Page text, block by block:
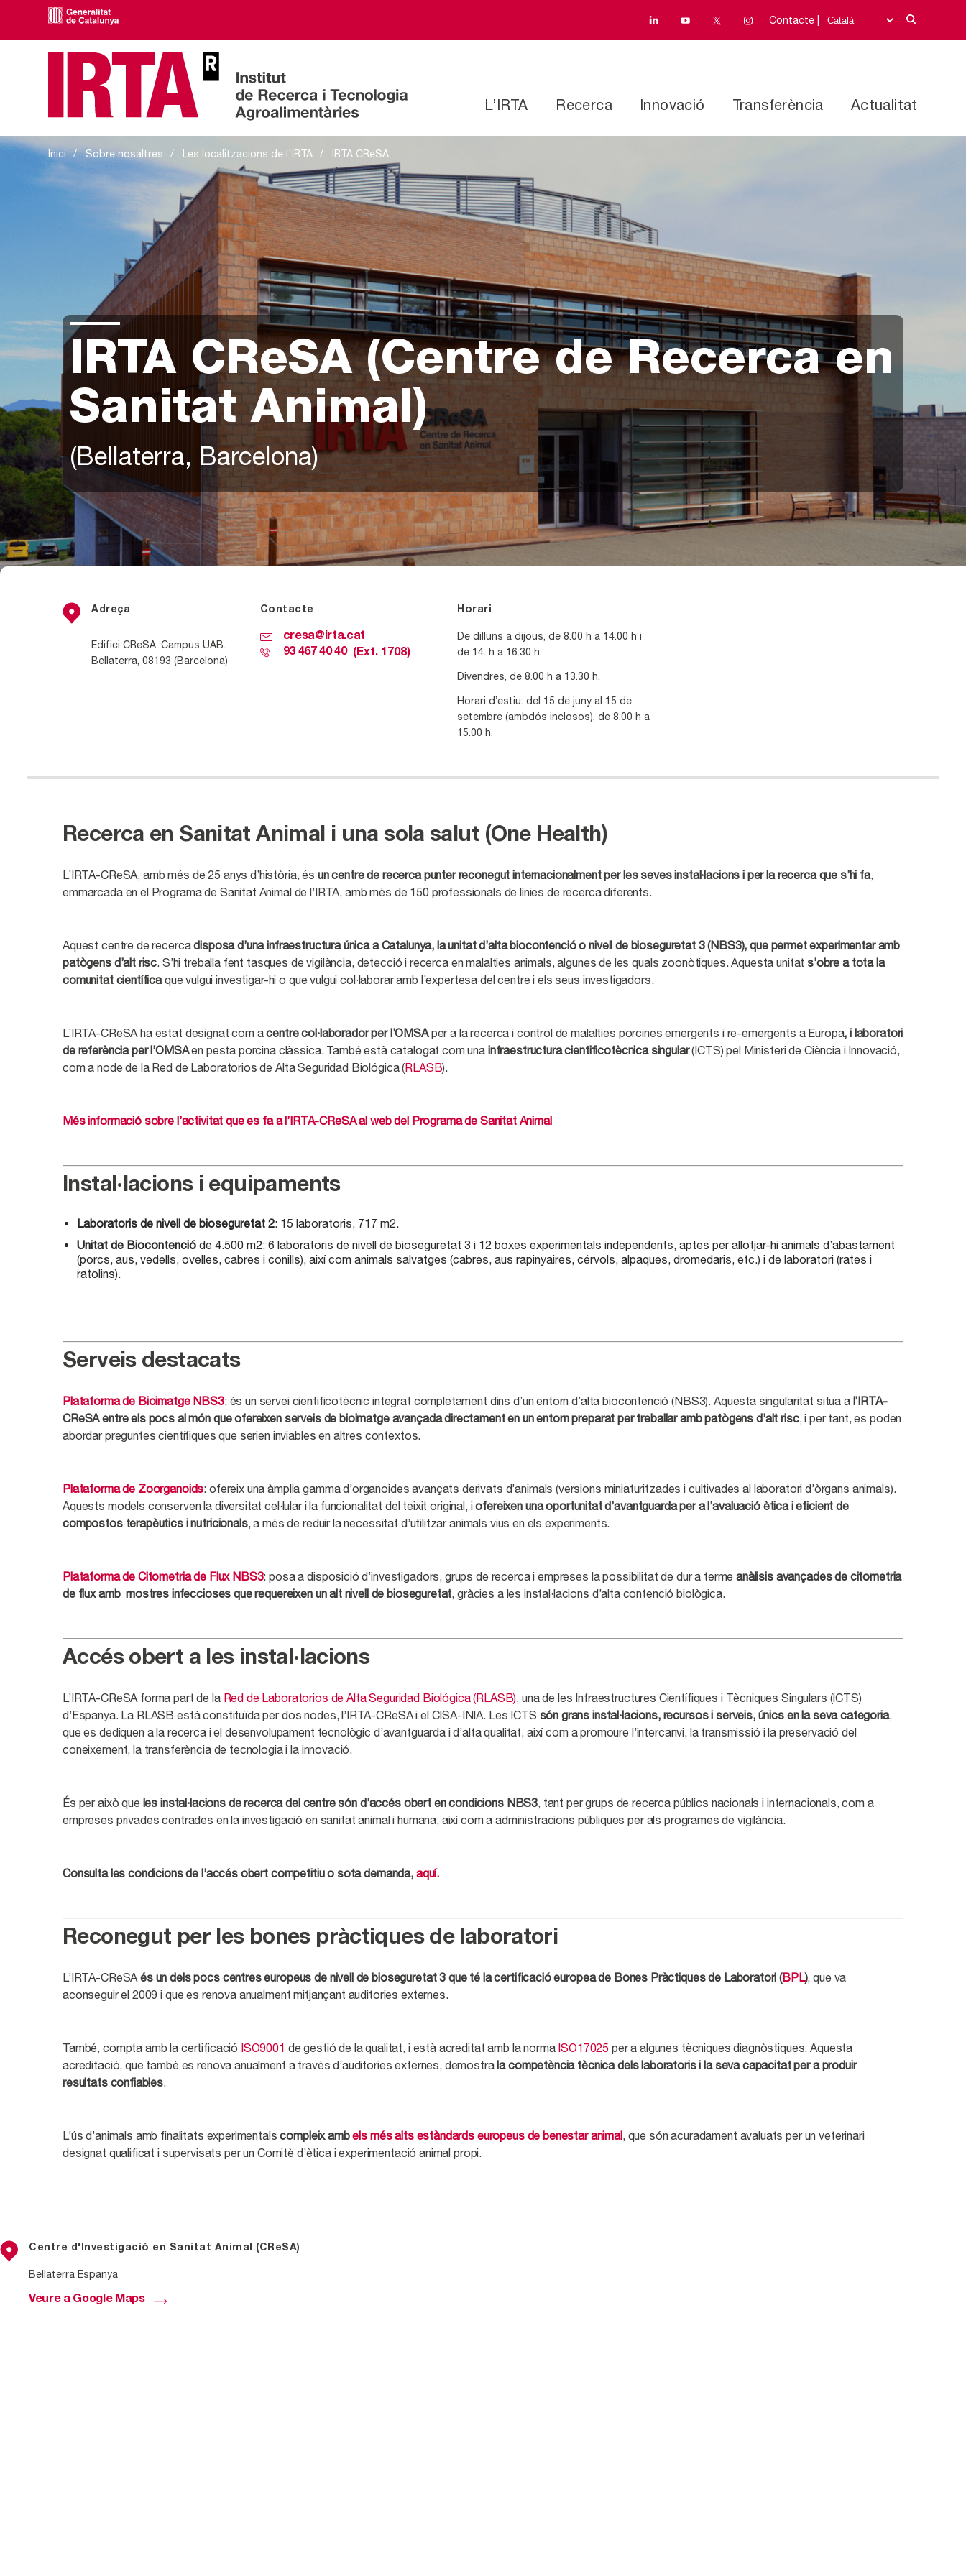
Contacte |
L’IRTA Recerca Innovació Transferència Actualitat
Inici Sobre nosaltres Les localitzacions de l'IRTA IRTA CReSA
IRTA CReSA (Centre de Recerca en
Sanitat Animal)
(Bellaterra, Barcelona)
IRTA CReSA Adreça Recerca en Sanitat Animal i una sola salut (One Health)Programes de recerca
Adreça
Edifici CReSA. Campus UAB.
Bellaterra, 08193 (Barcelona)
Contacte
cresa@irta.cat
93 467 40 40
(Ext. 1708)
Horari
De dilluns a dijous, de 8.00 h a 14.00 h i
de 14. h a 16.30 h.
Divendres, de 8.00 h a 13.30 h.
Horari d’estiu: del 15 de juny al 15 de
setembre (ambdós inclosos), de 8.00 h a
15.00 h.
Recerca en Sanitat Animal i una sola salut (One Health)
L’IRTA-CReSA, amb més de 25 anys d’història, és un centre de recerca punter reconegut internacionalment per les seves instal·lacions i per la recerca que s’hi fa,
emmarcada en el Programa de Sanitat Animal de l’IRTA, amb més de 150 professionals de línies de recerca diferents.
Aquest centre de recercadisposa d’una infraestructura única a Catalunya, la unitat d’alta biocontenció o nivell de bioseguretat 3 (NBS3), que permet experimentar amb
patògens d’alt risc. S’hi treballa fent tasques de vigilància, detecció i recerca en malalties animals, algunes de les quals zoonòtiques. Aquesta unitat s’obre a tota la
comunitat científicaque vulgui investigar-hi o que vulgui col·laborar amb l’expertesa del centre i els seus investigadors.
L’IRTA-CReSA ha estat designat com acentre col·laborador per l’OMSAper a la recerca i control de malalties porcines emergents i re-emergents a Europa, i laboratori
de referència per l’OMSAen pesta porcina clàssica. També està catalogat com una infraestructura cientificotècnica singular(ICTS) pel Ministeri de Ciència i Innovació,
com a node de la Red de Laboratorios de Alta Seguridad Biológica (RLASB).
Més informació sobre l’activitat que es fa a l’IRTA-CReSA al web del Programa de Sanitat Animal
Instal·lacions i equipaments
Laboratoris de nivell de bioseguretat 2: 15 laboratoris, 717 m2.
Unitat de Biocontenció de 4.500 m2: 6 laboratoris de nivell de bioseguretat 3 i 12 boxes experimentals independents, aptes per allotjar-hi animals d’abastament
(porcs, aus, vedells, ovelles, cabres i conills), així com animals salvatges (cabres, aus rapinyaires, cérvols, alpaques, dromedaris, etc.) i de laboratori (rates i
ratolins).
Serveis destacats
Plataforma de Bioimatge NBS3: és un servei cientificotècnic integrat completament dins d’un entorn d’alta biocontenció (NBS3). Aquesta singularitat situa a l’IRTA-
CReSA entre els pocs al món que ofereixen serveis de bioimatge avançada directament en un entorn preparat per treballar amb patògens d’alt risc, i per tant, es poden
abordar preguntes científiques que serien inviables en altres contextos.
Plataforma de Zoorganoids: ofereix una àmplia gamma d’organoides avançats derivats d’animals (versions miniaturitzades i cultivades al laboratori d’òrgans animals).
Aquests models conserven la diversitat cel·lular i la funcionalitat del teixit original, iofereixen una oportunitat d’avantguarda per a l’avaluació ètica i eficient de
compostos terapèutics i nutricionals, a més de reduir la necessitat d’utilitzar animals vius en els experiments.
Plataforma de Citometria de Flux NBS3: posa a disposició d’investigadors, grups de recerca i empreses la possibilitat de dur a termeanàlisis avançades de citometria
de flux amb mostres infeccioses que requereixen un alt nivell de bioseguretat, gràcies a les instal·lacions d’alta contenció biològica.
Accés obert a les instal·lacions
L’IRTA-CReSA forma part de la Red de Laboratorios de Alta Seguridad Biológica (RLASB), una de les Infraestructures Científiques i Tècniques Singulars (ICTS)
d’Espanya. La RLASB està constituïda per dos nodes, l’IRTA-CReSA i el CISA-INIA. Les ICTS són grans instal·lacions, recursos i serveis, únics en la seva categoria,
que es dediquen a la recerca i el desenvolupament tecnològic d’avantguarda i d’alta qualitat, així com a promoure l’intercanvi, la transmissió i la preservació del
coneixement, la transferència de tecnologia i la innovació.
És per això que les instal·lacions de recerca del centre són d’accés obert en condicions NBS3, tant per grups de recerca públics nacionals i internacionals, com a
empreses privades centrades en la investigació en sanitat animal i humana, així com a administracions públiques per als programes de vigilància.
Consulta les condicions de l’accés obert competitiu o sota demanda, aquí.
Reconegut per les bones pràctiques de laboratori
L’IRTA-CReSAés un dels pocs centres europeus de nivell de bioseguretat 3 que té la certificació europea de Bones Pràctiques de Laboratori (BPL), que va
aconseguir el 2009 i que es renova anualment mitjançant auditories externes.
També, compta amb la certificació ISO9001 de gestió de la qualitat, i està acreditat amb la norma ISO17025 per a algunes tècniques diagnòstiques. Aquesta
acreditació, que també es renova anualment a través d’auditories externes, demostra la competència tècnica dels laboratoris i la seva capacitat per a produir
resultats confiables.
L’ús d’animals amb finalitats experimentalscompleix ambels més alts estàndards europeus de benestar animal, que són acuradament avaluats per un veterinari
designat qualificat i supervisats per un Comitè d’ètica i experimentació animal propi.
Centre d'Investigació en Sanitat Animal (CReSA)
Bellaterra Espanya
Veure a Google Maps